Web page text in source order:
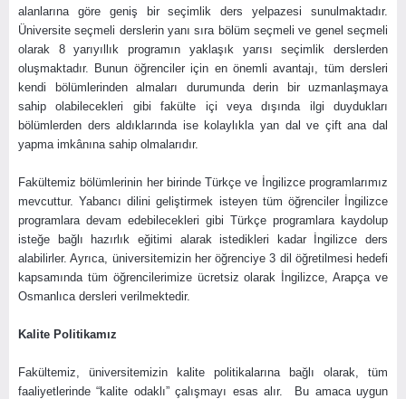
alanlarına göre geniş bir seçimlik ders yelpazesi sunulmaktadır.
Üniversite seçmeli derslerin yanı sıra bölüm seçmeli ve genel seçmeli
olarak 8 yarıyıllık programın yaklaşık yarısı seçimlik derslerden
oluşmaktadır. Bunun öğrenciler için en önemli avantajı, tüm dersleri
kendi bölümlerinden almaları durumunda derin bir uzmanlaşmaya
sahip olabilecekleri gibi fakülte içi veya dışında ilgi duydukları
bölümlerden ders aldıklarında ise kolaylıkla yan dal ve çift ana dal
yapma imkânına sahip olmalarıdır.
Fakültemiz bölümlerinin her birinde Türkçe ve İngilizce programlarımız
mevcuttur. Yabancı dilini geliştirmek isteyen tüm öğrenciler İngilizce
programlara devam edebilecekleri gibi Türkçe programlara kaydolup
isteğe bağlı hazırlık eğitimi alarak istedikleri kadar İngilizce ders
alabilirler. Ayrıca, üniversitemizin her öğrenciye 3 dil öğretilmesi hedefi
kapsamında tüm öğrencilerimize ücretsiz olarak İngilizce, Arapça ve
Osmanlıca dersleri verilmektedir.
Kalite Politikamız
Fakültemiz, üniversitemizin kalite politikalarına bağlı olarak, tüm
faaliyetlerinde “kalite odaklı” çalışmayı esas alır. Bu amaca uygun